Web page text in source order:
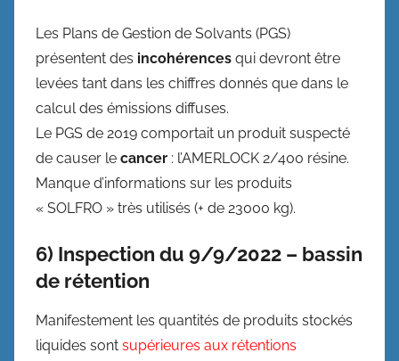
Les Plans de Gestion de Solvants (PGS)
présentent des incohérences qui devront être
levées tant dans les chiffres donnés que dans le
calcul des émissions diffuses.
Le PGS de 2019 comportait un produit suspecté
de causer le cancer : l’AMERLOCK 2/400 résine.
Manque d’informations sur les produits
« SOLFRO » très utilisés (+ de 23000 kg).
6) Inspection du 9/9/2022 – bassin
de rétention
Manifestement les quantités de produits stockés
liquides sont supérieures aux rétentions